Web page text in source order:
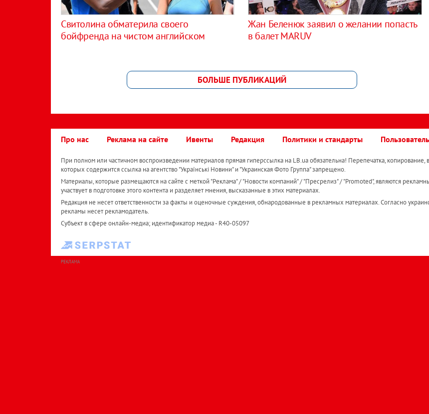
Свитолина обматерила своего
бойфренда на чистом английском
Жан Беленюк заявил о желании попасть
в балет MARUV
БОЛЬШЕ ПУБЛИКАЦИЙ
Про нас Реклама на сайте Ивенты Редакция Политики и стандарты
При полном или частичном воспроизведении материалов прямая гиперссылка на LB.ua обязательна! Перепечатка,
которых содержится ссылка на агентство "Українськi Новини" и "Украинская Фото Группа" запрещено.
Материалы, которые размещаются на сайте с меткой "Реклама" / "Новости компаний" / "Пресрелиз" / "Promoted", являются
участвует в подготовке этого контента и разделяет мнения, высказанные в этих материалах.
Редакция не несет ответственности за факты и оценочные суждения, обнародованные в рекламных материалах. Согласно
рекламы несет рекламодатель.
Субъект в сфере онлайн-медиа; идентификатор медиа - R40-05097
РЕКЛАМА